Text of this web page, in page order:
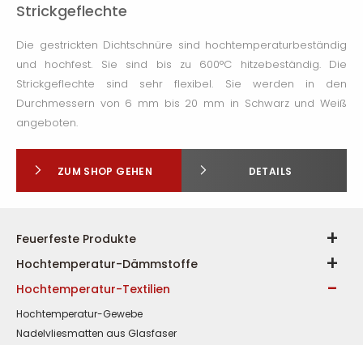
Strickgeflechte
Die gestrickten Dichtschnüre sind hochtemperaturbeständig
und hochfest. Sie sind bis zu 600°C hitzebeständig. Die
Strickgeflechte sind sehr flexibel. Sie werden in den
Durchmessern von 6 mm bis 20 mm in Schwarz und Weiß
angeboten.
ZUM SHOP GEHEN DETAILS
Feuerfeste Produkte
Hochtemperatur-Dämmstoffe
Hochtemperatur-Textilien
Hochtemperatur-Gewebe
Nadelvliesmatten aus Glasfaser